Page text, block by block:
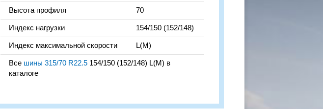
Высота профиля 70
Индекс нагрузки 154/150 (152/148)
Индекс максимальной скорости L(M)
Все шины 315/70 R22.5 154/150 (152/148) L(M) в
каталоге